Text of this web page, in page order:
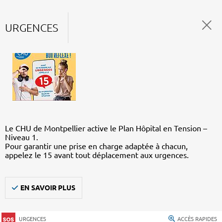
URGENCES
Le CHU de Montpellier active le Plan Hôpital en Tension –
Niveau 1.
Pour garantir une prise en charge adaptée à chacun,
appelez le 15 avant tout déplacement aux urgences.
EN SAVOIR PLUS
URGENCES ACCÈS RAPIDES